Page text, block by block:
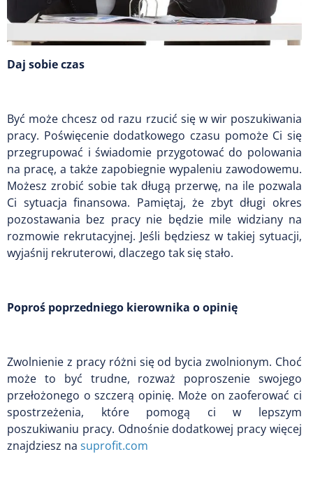
Daj sobie czas
Być może chcesz od razu rzucić się w wir poszukiwania
pracy. Poświęcenie dodatkowego czasu pomoże Ci się
przegrupować i świadomie przygotować do polowania
na pracę, a także zapobiegnie wypaleniu zawodowemu.
Możesz zrobić sobie tak długą przerwę, na ile pozwala
Ci sytuacja finansowa. Pamiętaj, że zbyt długi okres
pozostawania bez pracy nie będzie mile widziany na
rozmowie rekrutacyjnej. Jeśli będziesz w takiej sytuacji,
wyjaśnij rekruterowi, dlaczego tak się stało.
Poproś poprzedniego kierownika o opinię
Zwolnienie z pracy różni się od bycia zwolnionym. Choć
może to być trudne, rozważ poproszenie swojego
przełożonego o szczerą opinię. Może on zaoferować ci
spostrzeżenia, które pomogą ci w lepszym
poszukiwaniu pracy. Odnośnie dodatkowej pracy więcej
znajdziesz na suprofit.com